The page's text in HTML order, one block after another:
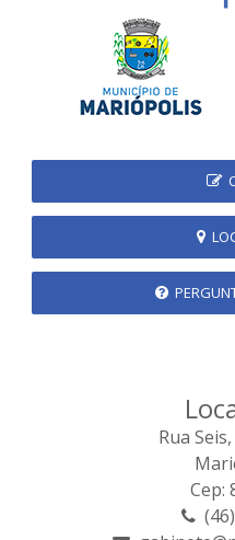
Rua
Cep:
(46)